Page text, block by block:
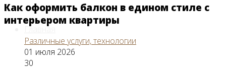
Главная
Как оформить балкон в едином стиле с
интерьером квартиры
Различные услуги, технологии
01 июля 2026
30